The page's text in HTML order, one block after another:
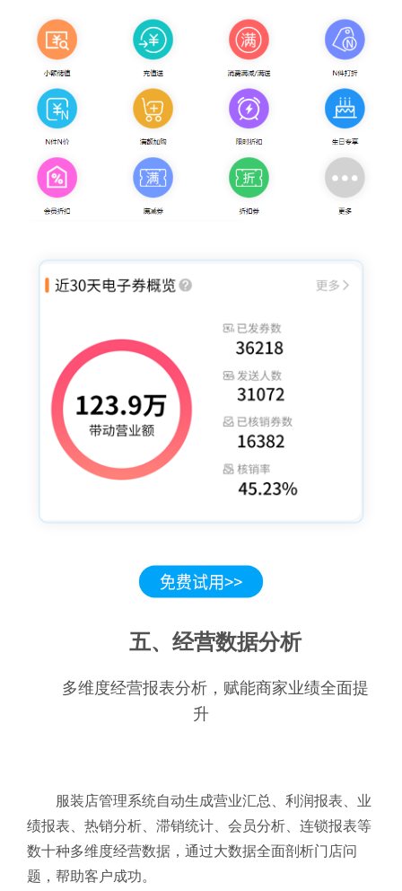
五、经营数据分析
多维度经营报表分析，赋能商家业绩全面提
升
服装店管理系统自动生成营业汇总、利润报表、业
绩报表、热销分析、滞销统计、会员分析、连锁报表等
数十种多维度经营数据，通过大数据全面剖析门店问
题，帮助客户成功。